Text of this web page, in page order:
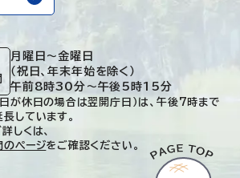
月曜日～金曜日
（祝日、年末年始を除く）
午前8時30分～午後5時15分
が休日の場合は翌開庁日）は、午後7時まで
しています。
しくは、
のページをご確認ください。